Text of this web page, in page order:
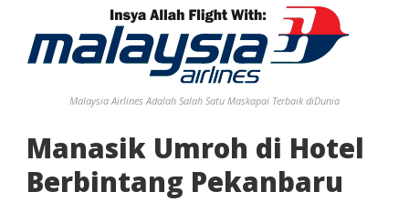
Malaysia Airlines Adalah Salah Satu Maskapai Terbaik diDunia
Manasik Umroh di Hotel
Berbintang Pekanbaru